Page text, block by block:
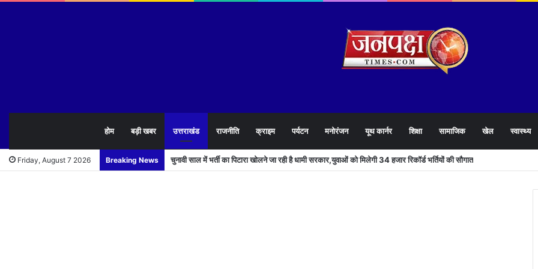
होम बड़ी खबर उत्तराखंड राजनीति क्राइम पर्यटन मनोरंजन यूथ कार्नर शिक्षा सामाजिक खेल स्वास्थ्य
Friday, August 7 2026 Breaking News चुनावी साल में भर्ती का पिटारा खोलने जा रही है धामी सरकार,युवाओं को मिलेगी 34 हजार रिकॉर्ड भर्तियों की सौगात